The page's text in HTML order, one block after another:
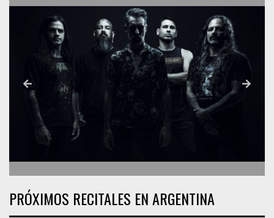
PRÓXIMOS RECITALES EN ARGENTINA